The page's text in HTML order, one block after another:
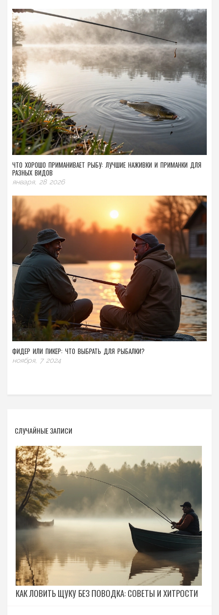
ЧТО ХОРОШО ПРИМАНИВАЕТ РЫБУ: ЛУЧШИЕ НАЖИВКИ И ПРИМАНКИ ДЛЯ
РАЗНЫХ ВИДОВ
января, 28 2026
ФИДЕР ИЛИ ПИКЕР: ЧТО ВЫБРАТЬ ДЛЯ РЫБАЛКИ?
ноября, 7 2024
СЛУЧАЙНЫЕ ЗАПИСИ
КАК ЛОВИТЬ ЩУКУ БЕЗ ПОВОДКА: СОВЕТЫ И ХИТРОСТИ